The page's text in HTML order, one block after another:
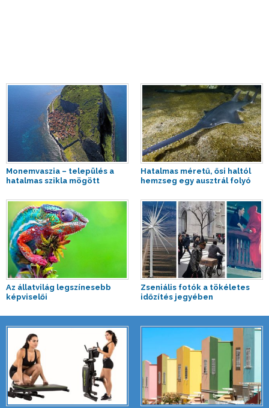
Monemvaszia – település a
hatalmas szikla mögött
Hatalmas méretű, ősi haltól
hemzseg egy ausztrál folyó
Az állatvilág legszínesebb
képviselői
Zseniális fotók a tökéletes
időzítés jegyében